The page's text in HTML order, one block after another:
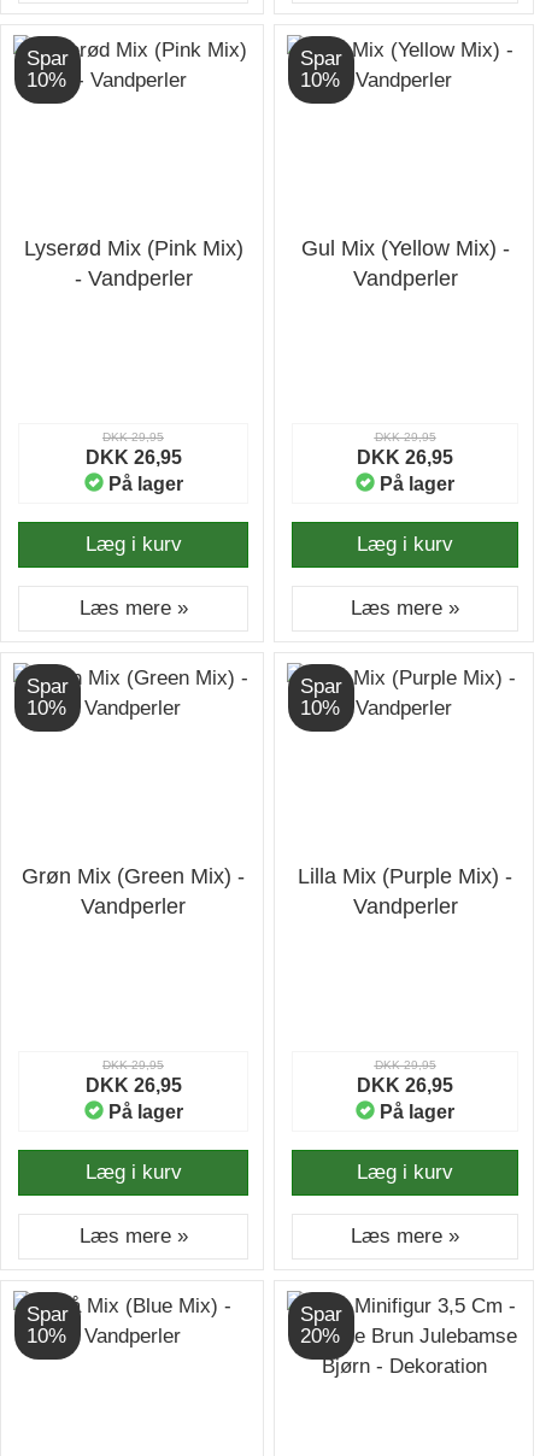
Spar
10%
Lyserød Mix (Pink Mix)
- Vandperler
DKK 29,95
DKK 26,95
På lager
Læg i kurv
Læs mere »
Spar
10%
Gul Mix (Yellow Mix) -
Vandperler
DKK 29,95
DKK 26,95
På lager
Læg i kurv
Læs mere »
Spar
10%
Grøn Mix (Green Mix) -
Vandperler
DKK 29,95
DKK 26,95
På lager
Læg i kurv
Læs mere »
Spar
10%
Lilla Mix (Purple Mix) -
Vandperler
DKK 29,95
DKK 26,95
På lager
Læg i kurv
Læs mere »
Spar
10%
Spar
20%